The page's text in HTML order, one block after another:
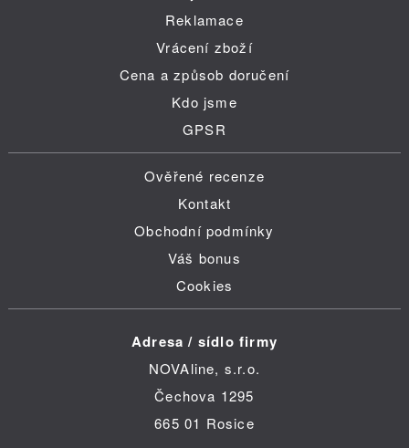
Reklamace
Vrácení zboží
Cena a způsob doručení
Kdo jsme
GPSR
Ověřené recenze
Kontakt
Obchodní podmínky
Váš bonus
Cookies
Adresa / sídlo firmy
NOVAline, s.r.o.
Čechova 1295
665 01 Rosice